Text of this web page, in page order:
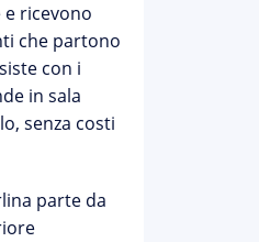
e ricevono
che partono
con i
in sala
senza costi
parte da